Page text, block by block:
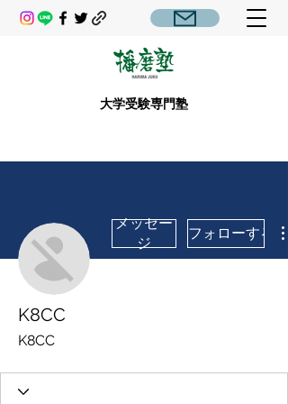
大学受験専門塾
メッセー
ジ
フォローする
K8CC
K8CC